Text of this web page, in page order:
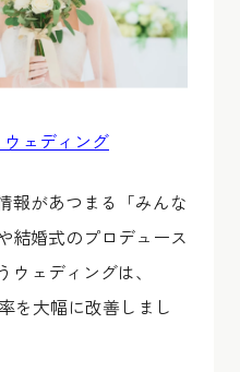
ウェディング
報があつまる「みんな
結婚式のプロデュース
ェディングは、
を大幅に改善しまし